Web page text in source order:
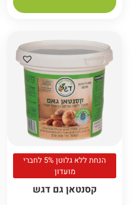
הנחת ללא גלוטן 5% לחברי
מועדון
קסנטאן גם דגש